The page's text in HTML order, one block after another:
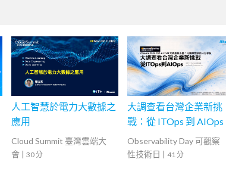
人工智慧於電力大數據之
應用
Cloud Summit 臺灣雲端大
會 | 30 分
大調查看台灣企業新挑
戰：從 ITOps 到 AIOps
Observability Day 可觀察
性技術日 | 41 分